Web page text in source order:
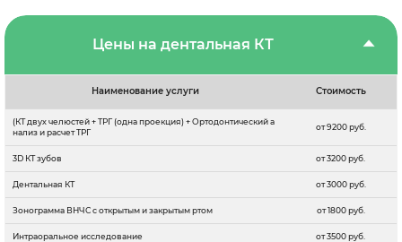
Цены на дентальная КТ
Наименование услуги Стоимость
(КТ двух челюстей + ТРГ (одна проекция) + Ортодонтический а
нализ и расчет ТРГ
от 9200 руб.
3D КТ зубов от 3200 руб.
Дентальная КТ от 3000 руб.
Зонограмма ВНЧС с открытым и закрытым ртом от 1800 руб.
Интраоральное исследование от 3500 руб.